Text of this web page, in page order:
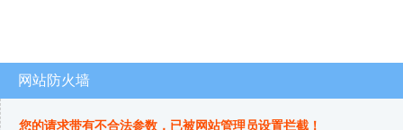
网站防火墙
您的请求带有不合法参数，已被网站管理员设置拦截！